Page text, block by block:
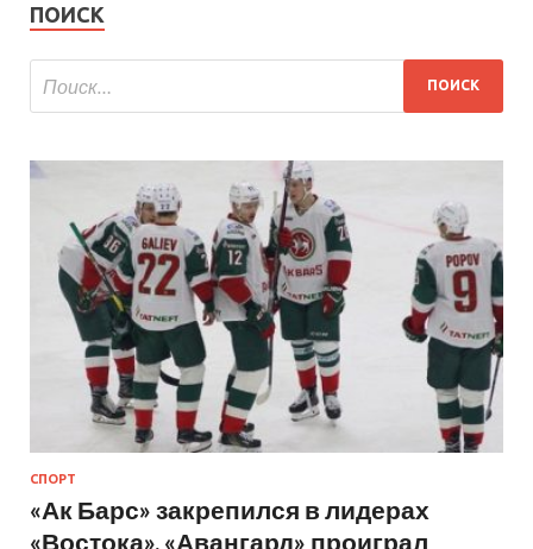
ПОИСК
СПОРТ
«Ак Барс» закрепился в лидерах
«Востока», «Авангард» проиграл